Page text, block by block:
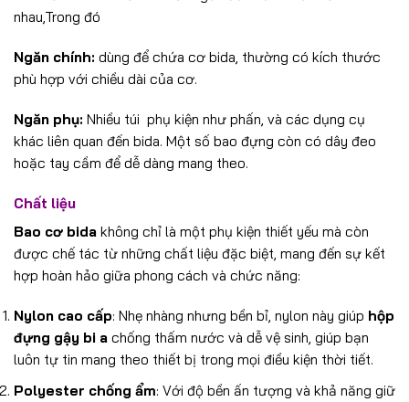
nhau,Trong đó
Ngăn chính: dùng để chứa cơ bida, thường có kích thước
phù hợp với chiều dài của cơ.
Ngăn phụ: Nhiều túi phụ kiện như phấn, và các dụng cụ
khác liên quan đến bida. Một số bao đựng còn có dây đeo
hoặc tay cầm để dễ dàng mang theo.
Chất liệu
Bao cơ bida không chỉ là một phụ kiện thiết yếu mà còn
được chế tác từ những chất liệu đặc biệt, mang đến sự kết
hợp hoàn hảo giữa phong cách và chức năng:
Nylon cao cấp: Nhẹ nhàng nhưng bền bỉ, nylon này giúp hộp
đựng gậy bi a chống thấm nước và dễ vệ sinh, giúp bạn
luôn tự tin mang theo thiết bị trong mọi điều kiện thời tiết.
Polyester chống ẩm: Với độ bền ấn tượng và khả năng giữ